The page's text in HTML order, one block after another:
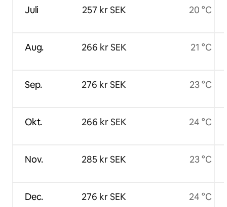
Juli
Aug.
Sep.
Okt.
Nov.
Dec.
257 kr SEK
266 kr SEK
276 kr SEK
266 kr SEK
285 kr SEK
276 kr SEK
20 °C
21 °C
23 °C
24 °C
23 °C
24 °C